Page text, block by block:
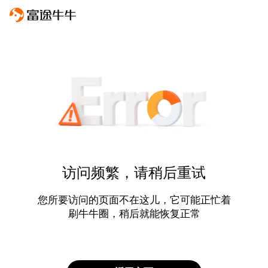
访问频繁，请稍后重试
您所要访问的页面不在这儿，它可能正忙着
刷牛牛圈，稍后就能恢复正常